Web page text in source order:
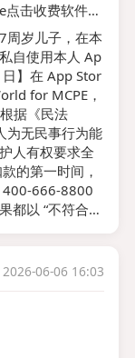
击收费软件，
周岁儿子，在本
自使用本人 Ap
】在 App Stor
for MCPE，
据《民法
为无民事行为能
人有权要求全
400-666-8800
都以 “不符合退
控、订阅权限
APP 开发商无
；境外爱尔兰
电脑贸易（上
Store 法定售
2026-06-06 16:03